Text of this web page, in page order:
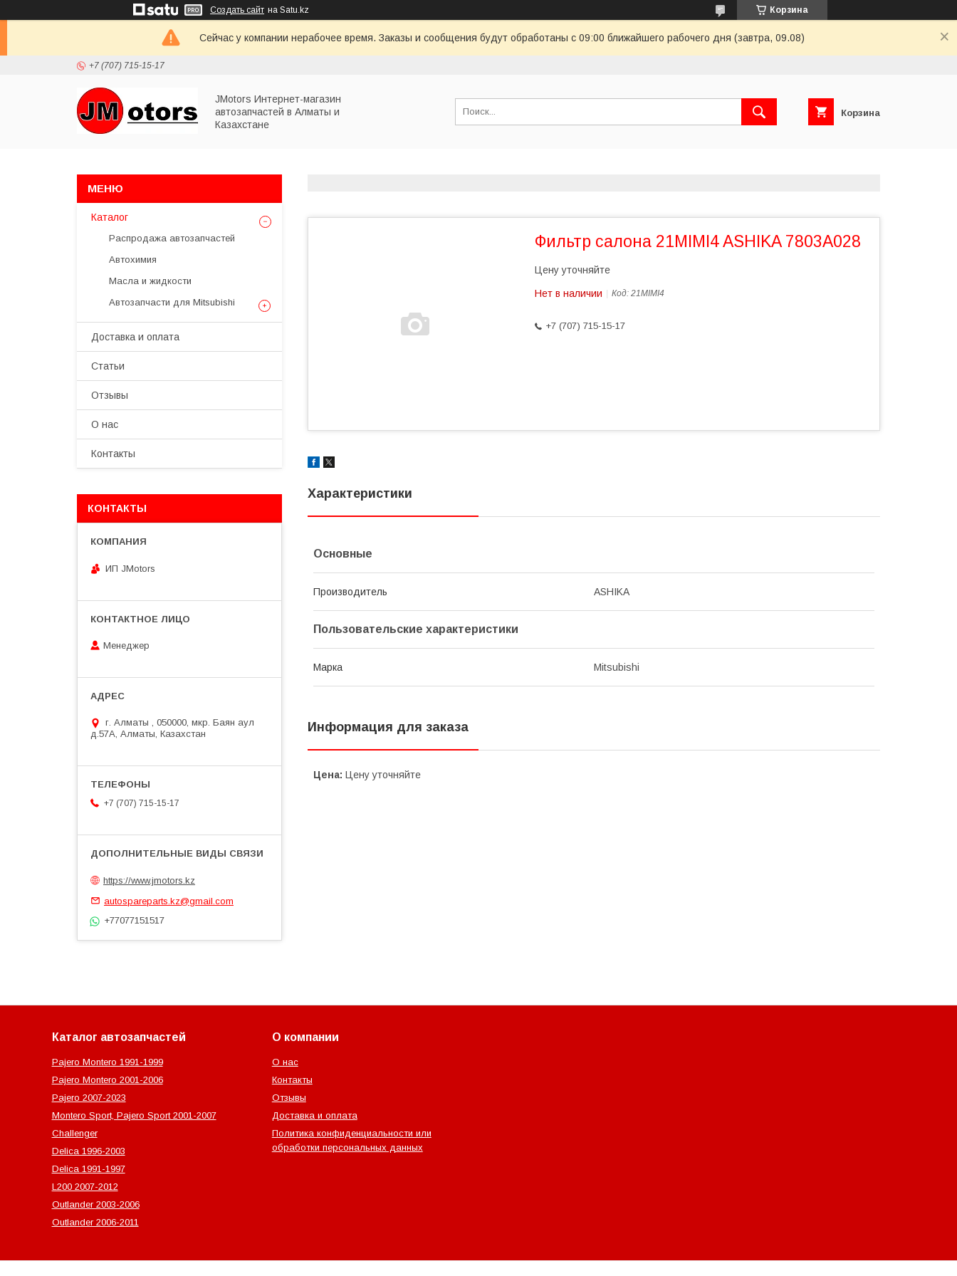
Создать сайт на Satu.kz Корзина
Сейчас у компании нерабочее время. Заказы и сообщения будут обработаны с 09:00 ближайшего рабочего дня (завтра, 09.08)
+7 (707) 715-15-17
JMotors Интернет-магазин
автозапчастей в Алматы и
Казахстане
Корзина
Фильтр салона 21MIMI4 ASHIKA 7803A028
Цену уточняйте
Нет в наличии Код: 21MIMI4
+7 (707) 715-15-17
Характеристики
Основные
Производитель ASHIKA
Пользовательские характеристики
Марка Mitsubishi
Информация для заказа
Цена: Цену уточняйте
Каталог
Распродажа автозапчастей
Автохимия
Масла и жидкости
Автозапчасти для Mitsubishi
Доставка и оплата
Статьи
Отзывы
О нас
Контакты
КОНТАКТЫ
ИП JMotors
Менеджер
г. Алматы , 050000, мкр. Баян аул
д.57А, Алматы, Казахстан
+7 (707) 715-15-17
https://www.jmotors.kz
autospareparts.kz@gmail.com
+77077151517
Каталог автозапчастей
Pajero Montero 1991-1999
Pajero Montero 2001-2006
Pajero 2007-2023
Montero Sport, Pajero Sport 2001-2007
Challenger
Delica 1996-2003
Delica 1991-1997
L200 2007-2012
Outlander‎ 2003-2006
Outlander‎ 2006-2011
О компании
О нас
Контакты
Отзывы
Доставка и оплата
Политика конфиденциальности или
обработки персональных данных